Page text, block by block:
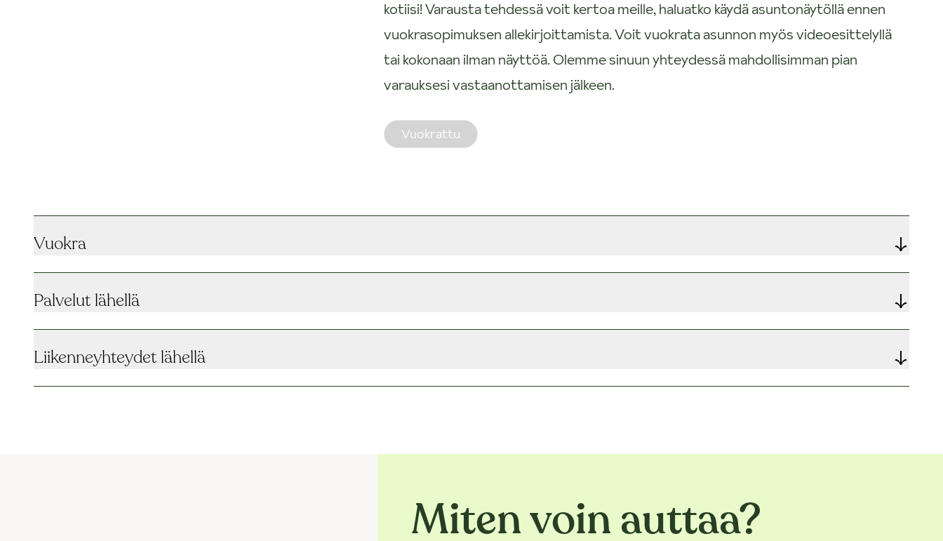
kotiisi! Varausta tehdessä voit kertoa meille, haluatko käydä asuntonäytöllä ennen
vuokrasopimuksen allekirjoittamista. Voit vuokrata asunnon myös videoesittelyllä
tai kokonaan ilman näyttöä. Olemme sinuun yhteydessä mahdollisimman pian
varauksesi vastaanottamisen jälkeen.
Vuokrattu
Vuokra
Palvelut lähellä
Liikenneyhteydet lähellä
Miten voin auttaa?